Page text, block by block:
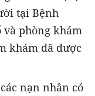
tại Bệnh
và phòng khám
khám đã được
nạn nhân có